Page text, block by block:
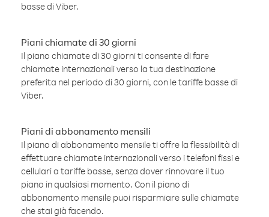
basse di Viber.
Piani chiamate di 30 giorni
Il piano chiamate di 30 giorni ti consente di fare
chiamate internazionali verso la tua destinazione
preferita nel periodo di 30 giorni, con le tariffe basse di
Viber.
Piani di abbonamento mensili
Il piano di abbonamento mensile ti offre la flessibilità di
effettuare chiamate internazionali verso i telefoni fissi e
cellulari a tariffe basse, senza dover rinnovare il tuo
piano in qualsiasi momento. Con il piano di
abbonamento mensile puoi risparmiare sulle chiamate
che stai già facendo.